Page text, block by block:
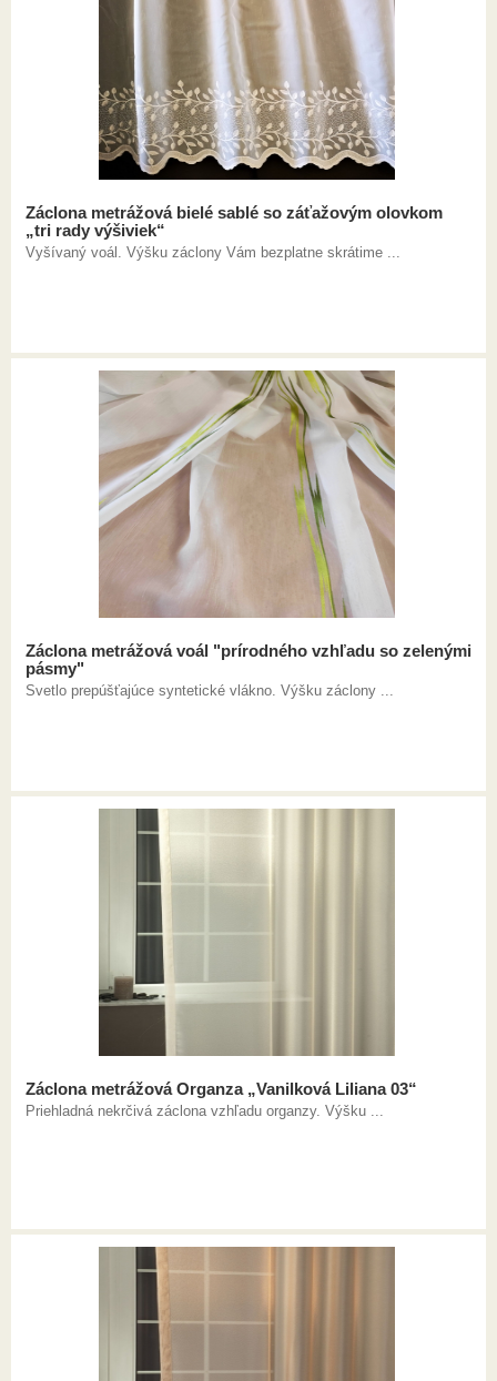
Záclona metrážová bielé sablé so záťažovým olovkom
„tri rady výšiviek“
Vyšívaný voál. Výšku záclony Vám bezplatne skrátime ...
Záclona metrážová voál "prírodného vzhľadu so zelenými
pásmy"
Svetlo prepúšťajúce syntetické vlákno. Výšku záclony ...
Záclona metrážová Organza „Vanilková Liliana 03“
Priehladná nekrčivá záclona vzhľadu organzy. Výšku ...